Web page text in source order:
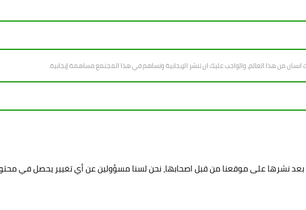
انسان من هذا العالم، والواجب عليك ان تنشر الإيجابية وتساهم في هذا المجتمع مساهمة إيجابية.
بعد نشرها على موقعنا من قبل اصحابها، نحن لسنا مسؤولين عن أي تغيير يحصل في